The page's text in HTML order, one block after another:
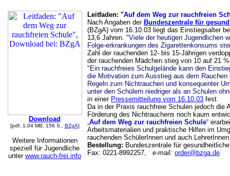
Download
[pdf, 1,04 MB, 156 S., BZgA]
Weitere Informationen
speziell für Jugendliche
unter www.rauch-frei.info
Leitfaden: "Auf dem Weg zur rauchfreien
Nach Angaben der Bundeszentrale für
(BZgA) vom 16.10.03 liegt das Einstiegsalter
13,6 Jahren. "Viele der heutigen Jugendlichen
Folge-erkrankungen des Zigarettenkonsums
Zahl der rauchenden 12- bis 15-Jährigen
der rauchenden Mädchen stieg von 10 auf 21
" Ein rauchfreies Schulgelände kann den
die Motivation zum Ausstieg aus dem
Regeln zum Nichtrauchen und konsequenter
unter den Schülern niedriger als an Schulen
in einer Pressemitteilung vom 16.10.03 fest.
Da in der Praxis rauchfreie Schulen jedoch die
Förderung des Nichtrauchens noch kaum
„Auf dem Weg zur rauchfreien Schule“
Arbeitsmaterialien und praktische Hilfen im
rauchenden SchülerInnen und auch
Bestellung: Bundeszentrale für
Fax: 0221-8992257, e-mail: order@bzga.de